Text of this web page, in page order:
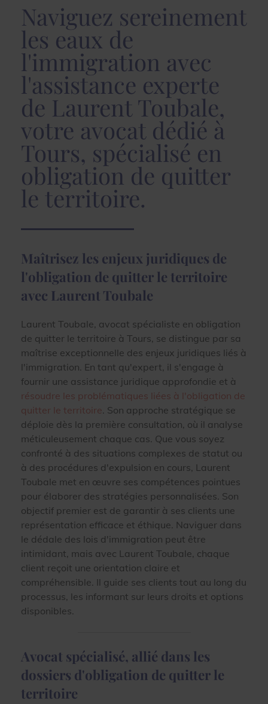
Naviguez sereinement
les eaux de
l'immigration avec
l'assistance experte
de Laurent Toubale,
votre avocat dédié à
Tours, spécialisé en
obligation de quitter
le territoire.
Maîtrisez les enjeux juridiques de
l'obligation de quitter le territoire
avec Laurent Toubale
Laurent Toubale, avocat spécialiste en obligation
de quitter le territoire à Tours, se distingue par sa
maîtrise exceptionnelle des enjeux juridiques liés à
l'immigration. En tant qu'expert, il s'engage à
fournir une assistance juridique approfondie et à
résoudre les problématiques liées à l'obligation de
quitter le territoire. Son approche stratégique se
déploie dès la première consultation, où il analyse
méticuleusement chaque cas. Que vous soyez
confronté à des situations complexes de statut ou
à des procédures d'expulsion en cours, Laurent
Toubale met en œuvre ses compétences pointues
pour élaborer des stratégies personnalisées. Son
objectif premier est de garantir à ses clients une
représentation efficace et éthique. Naviguer dans
le dédale des lois d'immigration peut être
intimidant, mais avec Laurent Toubale, chaque
client reçoit une orientation claire et
compréhensible. Il guide ses clients tout au long du
processus, les informant sur leurs droits et options
disponibles.
Avocat spécialisé, allié dans les
dossiers d'obligation de quitter le
territoire